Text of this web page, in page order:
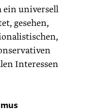
ein universell
gesehen,
Interessen